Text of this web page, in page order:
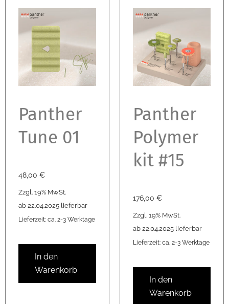
Panther
Tune 01
48,00 €
Zzgl. 19% MwSt.
ab 22.04.2025 lieferbar
Lieferzeit: ca. 2-3 Werktage
In den
Warenkorb
Panther
Polymer
kit #15
176,00 €
Zzgl. 19% MwSt.
ab 22.04.2025 lieferbar
Lieferzeit: ca. 2-3 Werktage
In den
Warenkorb